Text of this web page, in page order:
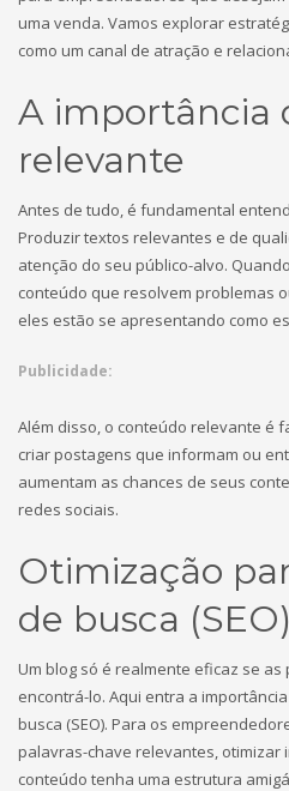
uma venda. Vamos explorar
como um canal de atração e
A importância
relevante
Antes de tudo, é fundamental
Produzir textos relevantes e de
atenção do seu público-alvo.
conteúdo que resolvem problemas
eles estão se apresentando como
Publicidade:
Além disso, o conteúdo relevante é
criar postagens que informam ou
aumentam as chances de seus
redes sociais.
Otimização
de busca (SEO)
Um blog só é realmente eficaz se
encontrá-lo. Aqui entra a
busca (SEO). Para os
palavras-chave relevantes, otimizar
conteúdo tenha uma estrutura